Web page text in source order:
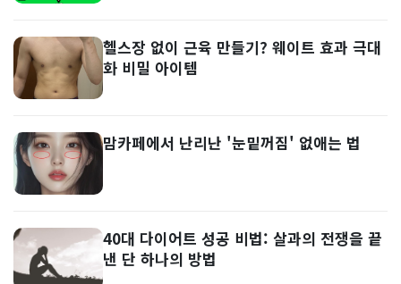
헬스장 없이 근육 만들기? 웨이트 효과 극대
화 비밀 아이템
맘카페에서 난리난 '눈밑꺼짐' 없애는 법
40대 다이어트 성공 비법: 살과의 전쟁을 끝
낸 단 하나의 방법